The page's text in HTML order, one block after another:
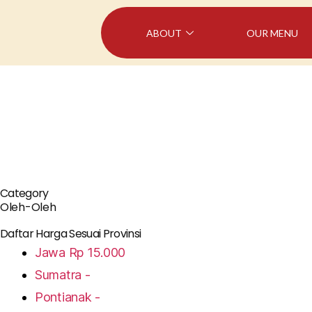
ABOUT OUR MENU
Category
Oleh-Oleh
Daftar Harga Sesuai Provinsi
Jawa Rp 15.000
Sumatra -
Pontianak -